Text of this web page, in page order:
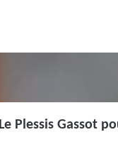
Plessis Gassot